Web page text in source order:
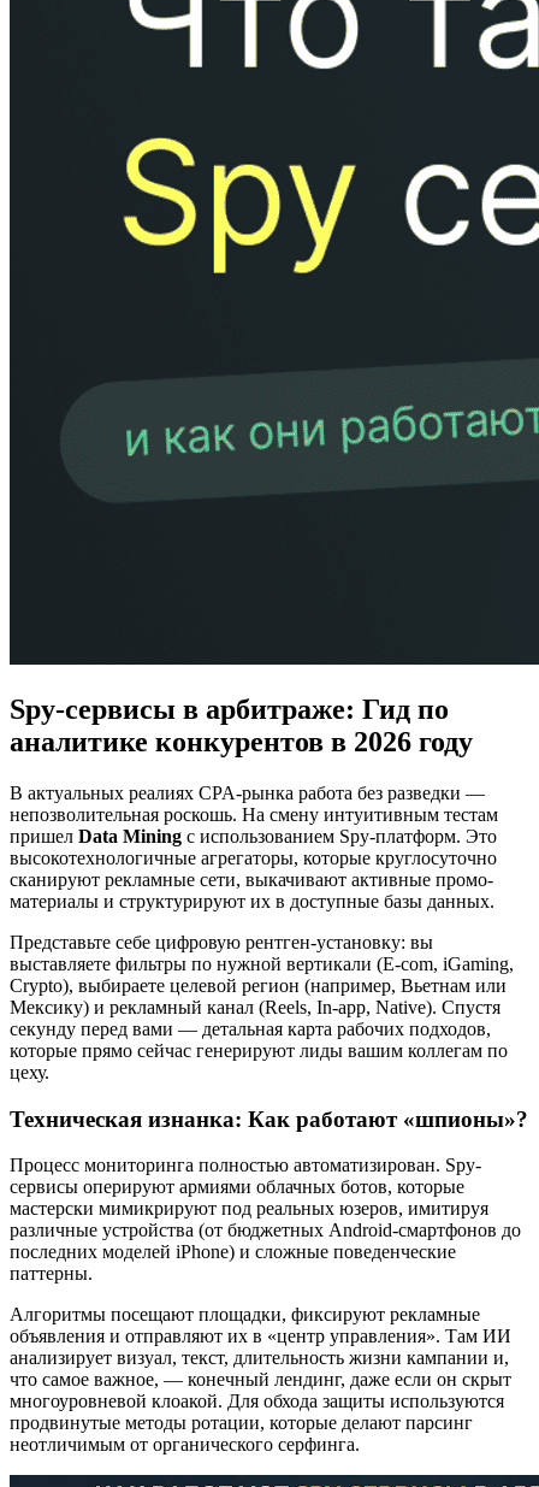
Spy-сервисы в арбитраже: Гид по
аналитике конкурентов в 2026 году
В актуальных реалиях CPA-рынка работа без разведки —
непозволительная роскошь. На смену интуитивным тестам
пришел Data Mining с использованием Spy-платформ. Это
высокотехнологичные агрегаторы, которые круглосуточно
сканируют рекламные сети, выкачивают активные промо-
материалы и структурируют их в доступные базы данных.
Представьте себе цифровую рентген-установку: вы
выставляете фильтры по нужной вертикали (E-com, iGaming,
Crypto), выбираете целевой регион (например, Вьетнам или
Мексику) и рекламный канал (Reels, In-app, Native). Спустя
секунду перед вами — детальная карта рабочих подходов,
которые прямо сейчас генерируют лиды вашим коллегам по
цеху.
Техническая изнанка: Как работают «шпионы»?
Процесс мониторинга полностью автоматизирован. Spy-
сервисы оперируют армиями облачных ботов, которые
мастерски мимикрируют под реальных юзеров, имитируя
различные устройства (от бюджетных Android-смартфонов до
последних моделей iPhone) и сложные поведенческие
паттерны.
Алгоритмы посещают площадки, фиксируют рекламные
объявления и отправляют их в «центр управления». Там ИИ
анализирует визуал, текст, длительность жизни кампании и,
что самое важное, — конечный лендинг, даже если он скрыт
многоуровневой клоакой. Для обхода защиты используются
продвинутые методы ротации, которые делают парсинг
неотличимым от органического серфинга.